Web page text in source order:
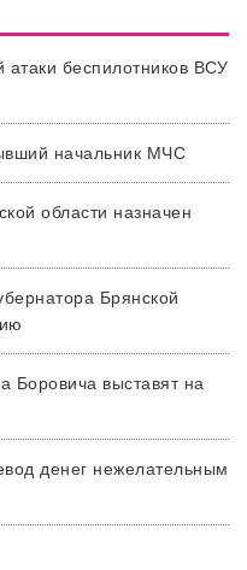
атаки беспилотников ВСУ
начальник МЧС
области назначен
Брянской
Боровича выставят на
денег нежелательным